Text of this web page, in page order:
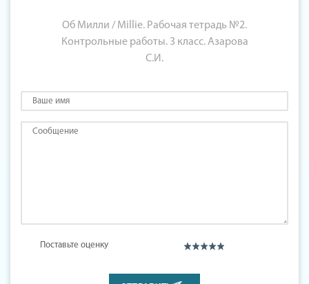
Об Милли / Millie. Рабочая тетрадь №2.
Контрольные работы. 3 класс. Азарова
С.И.
Поставьте оценку